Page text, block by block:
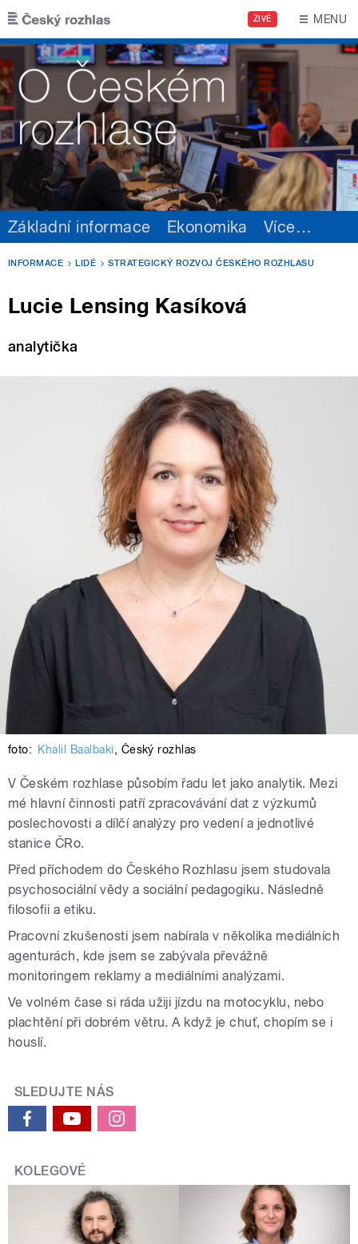
Přejít k hlavnímu obsahu
ŽIVĚ MENU
Základní informace Ekonomika Více…
INFORMACE LIDÉ STRATEGICKÝ ROZVOJ ČESKÉHO ROZHLASU
Lucie Lensing Kasíková
analytička
foto: Khalil Baalbaki, Český rozhlas
V Českém rozhlase působím řadu let jako analytik. Mezi
mé hlavní činnosti patří zpracovávání dat z výzkumů
poslechovosti a dílčí analýzy pro vedení a jednotlivé
stanice ČRo.
Před příchodem do Českého Rozhlasu jsem studovala
psychosociální vědy a sociální pedagogiku. Následně
filosofii a etiku.
Pracovní zkušenosti jsem nabírala v několika mediálních
agenturách, kde jsem se zabývala převážně
monitoringem reklamy a mediálními analýzami.
Ve volném čase si ráda užiji jízdu na motocyklu, nebo
plachtění při dobrém větru. A když je chuť, chopím se i
houslí.
SLEDUJTE NÁS
KOLEGOVÉ